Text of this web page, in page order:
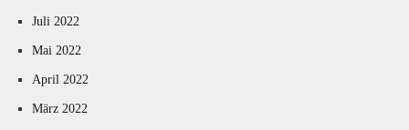
Juli 2022
Mai 2022
April 2022
März 2022